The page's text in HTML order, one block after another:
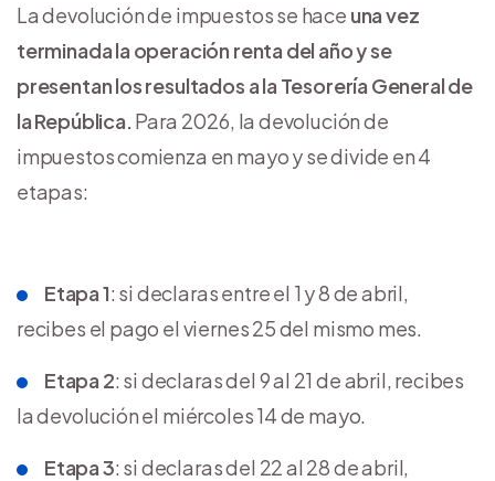
La devolución de impuestos se hace una vez
terminada la operación renta del año y se
presentan los resultados a la Tesorería General de
la República. Para 2026, la devolución de
impuestos comienza en mayo y se divide en 4
etapas:
Etapa 1: si declaras entre el 1 y 8 de abril,
recibes el pago el viernes 25 del mismo mes.
Etapa 2: si declaras del 9 al 21 de abril, recibes
la devolución el miércoles 14 de mayo.
Etapa 3: si declaras del 22 al 28 de abril,